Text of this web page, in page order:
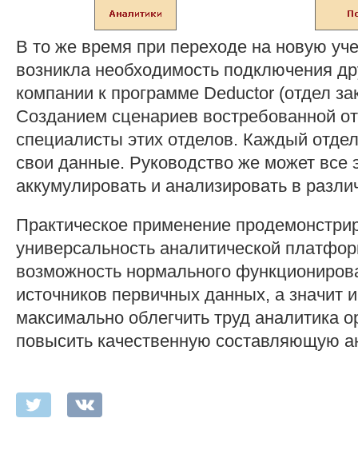
В то же время при переходе на новую
возникла необходимость подключения
компании к программе Deductor (отдел
Созданием сценариев востребованной
специалисты этих отделов. Каждый
свои данные. Руководство же может все
аккумулировать и анализировать в
Практическое применение
универсальность аналитической
возможность нормального
источников первичных данных, а значит
максимально облегчить труд аналитика
повысить качественную составляющую